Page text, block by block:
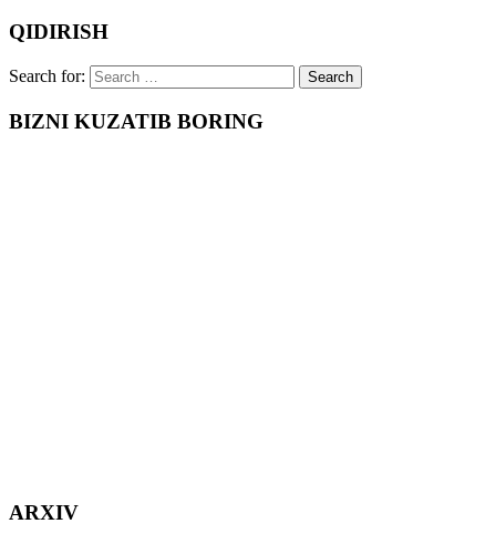
QIDIRISH
Search for:
BIZNI KUZATIB BORING
ARXIV